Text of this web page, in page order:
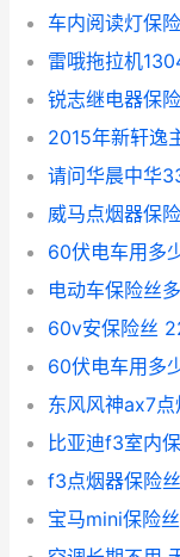
车内阅读灯保
60伏电车用多
电动车保险丝
60v安保险丝
60伏电车用多
东风风神ax7
比亚迪f3室内
f3点烟器保险
宝马mini保险